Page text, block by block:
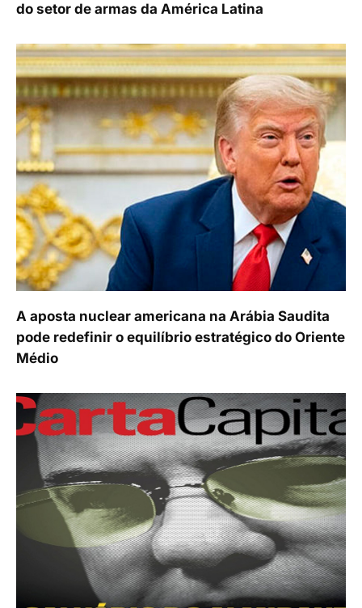
do setor de armas da América Latina
A aposta nuclear americana na Arábia Saudita
pode redefinir o equilíbrio estratégico do Oriente
Médio